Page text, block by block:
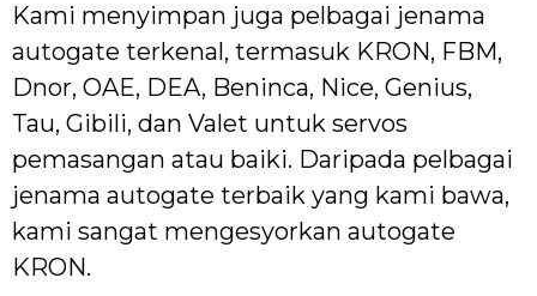
Kami menyimpan juga pelbagai jenama
autogate terkenal, termasuk KRON, FBM,
Dnor, OAE, DEA, Beninca, Nice, Genius,
Tau, Gibili, dan Valet untuk servos
pemasangan atau baiki. Daripada pelbagai
jenama autogate terbaik yang kami bawa,
kami sangat mengesyorkan autogate
KRON.